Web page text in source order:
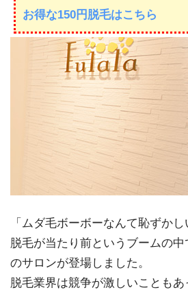
お得な150円脱毛はこちら
「ムダ毛ボーボーなんて恥ずかし
脱毛が当たり前というブームの
のサロンが登場しました。
脱毛業界は競争が激しいことも